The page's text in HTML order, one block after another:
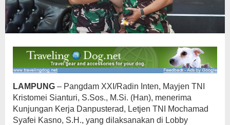
LAMPUNG – Pangdam XXI/Radin Inten, Mayjen TNI
Kristomei Sianturi, S.Sos., M.Si. (Han), menerima
Kunjungan Kerja Danpusterad, Letjen TNI Mochamad
Syafei Kasno, S.H., yang dilaksanakan di Lobby